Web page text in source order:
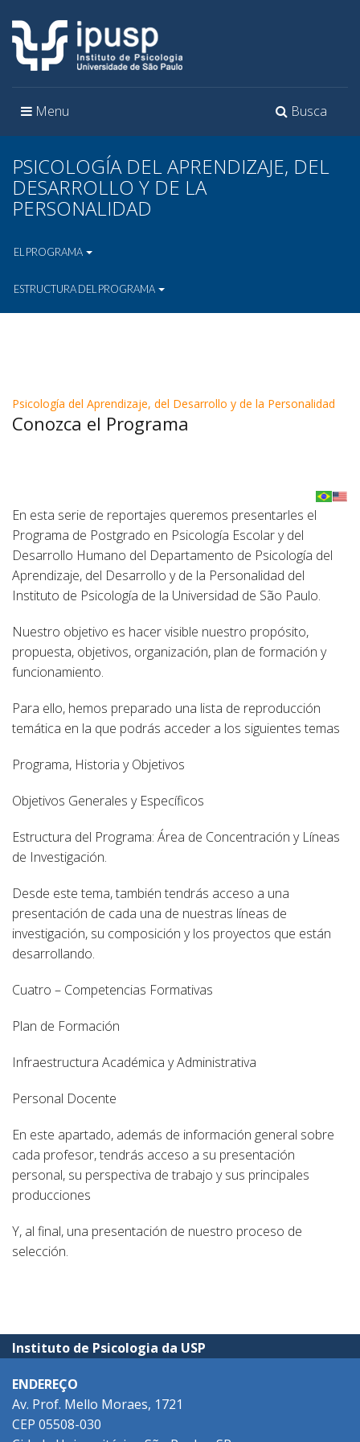
Toggle
Busca
Toggle
Menu
PSICOLOGÍA DEL APRENDIZAJE, DEL
DESARROLLO Y DE LA
PERSONALIDAD
EL PROGRAMA
ESTRUCTURA DEL PROGRAMA
Psicología del Aprendizaje, del Desarrollo y de la Personalidad
Conozca el Programa
En esta serie de reportajes queremos presentarles el
Programa de Postgrado en Psicología Escolar y del
Desarrollo Humano del Departamento de Psicología del
Aprendizaje, del Desarrollo y de la Personalidad del
Instituto de Psicología de la Universidad de São Paulo.
Nuestro objetivo es hacer visible nuestro propósito,
propuesta, objetivos, organización, plan de formación y
funcionamiento.
Para ello, hemos preparado una lista de reproducción
temática en la que podrás acceder a los siguientes temas
Programa, Historia y Objetivos
Objetivos Generales y Específicos
Estructura del Programa: Área de Concentración y Líneas
de Investigación.
Desde este tema, también tendrás acceso a una
presentación de cada una de nuestras líneas de
investigación, su composición y los proyectos que están
desarrollando.
Cuatro – Competencias Formativas
Plan de Formación
Infraestructura Académica y Administrativa
Personal Docente
En este apartado, además de información general sobre
cada profesor, tendrás acceso a su presentación
personal, su perspectiva de trabajo y sus principales
producciones
Y, al final, una presentación de nuestro proceso de
selección.
Instituto de Psicologia da USP
ENDEREÇO
Av. Prof. Mello Moraes, 1721
CEP 05508-030